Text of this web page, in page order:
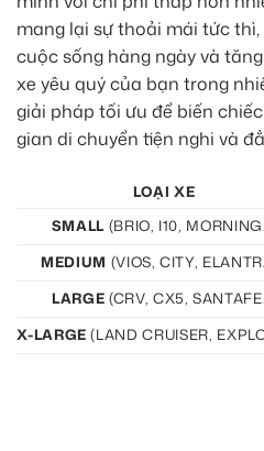
mang lại sự thoải mái tức
cuộc sống hàng ngày và
xe yêu quý của bạn trong
giải pháp tối ưu để biến
gian di chuyển tiện nghi và
LOẠI XE
SMALL (BRIO, I10,
MEDIUM (VIOS, CITY,
LARGE (CRV, CX5,
X-LARGE(LAND CRUISER,